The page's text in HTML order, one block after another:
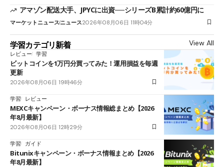
アマゾン配送大手、JPYCに出資──シリーズB累計約60億円に
マーケットニュースニュース2026年08月06日 11時04分
学習カテゴリ新着 View All
レビュー 学習
ビットコインを1万円分買ってみた！運用損益を毎週
更新
2026年08月06日 19時46分
学習 レビュー
MEXCキャンペーン・ボーナス情報総まとめ【2026
年8月最新】
2026年08月06日 12時29分
学習 ガイド
Bitunixキャンペーン・ボーナス情報まとめ【2026
年8月最新】